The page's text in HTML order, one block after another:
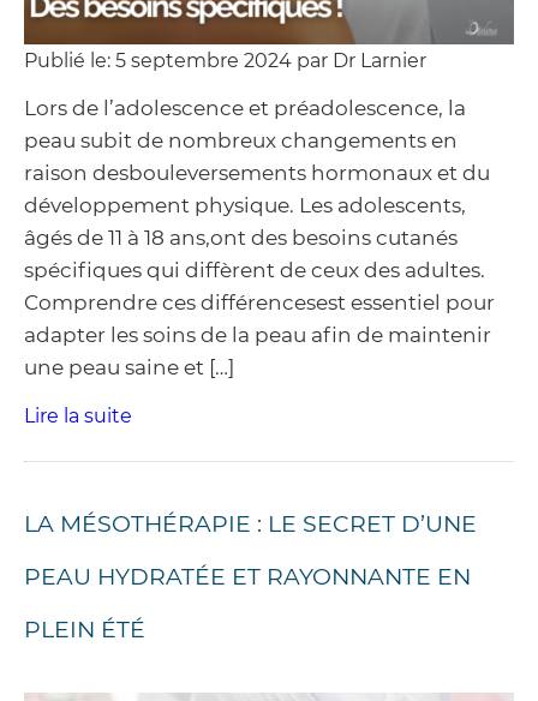
Publié le: 5 septembre 2024 par Dr Larnier
Lors de l’adolescence et préadolescence, la
peau subit de nombreux changements en
raison desbouleversements hormonaux et du
développement physique. Les adolescents,
âgés de 11 à 18 ans,ont des besoins cutanés
spécifiques qui diffèrent de ceux des adultes.
Comprendre ces différencesest essentiel pour
adapter les soins de la peau afin de maintenir
une peau saine et […]
Lire la suite
LA MÉSOTHÉRAPIE : LE SECRET D’UNE
PEAU HYDRATÉE ET RAYONNANTE EN
PLEIN ÉTÉ